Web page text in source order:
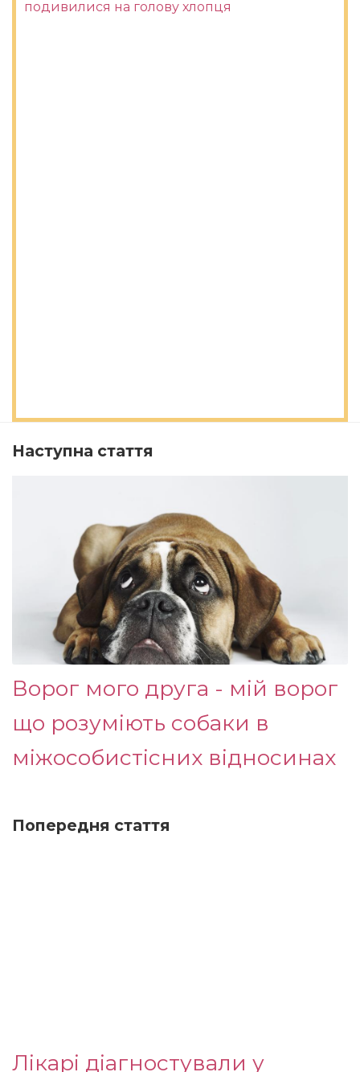
подивилися на голову хлопця
Наступна стаття
Ворог мого друга - мій ворог
що розуміють собаки в
міжособистісних відносинах
Попередня стаття
Лікарі діагностували у